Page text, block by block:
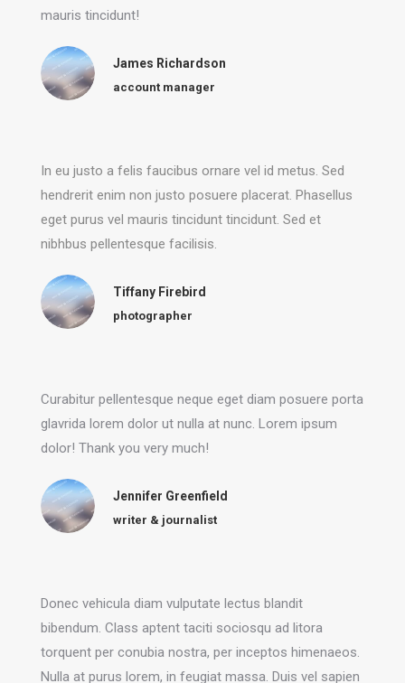
mauris tincidunt!
James Richardson
account manager
In eu justo a felis faucibus ornare vel id metus. Sed
hendrerit enim non justo posuere placerat. Phasellus
eget purus vel mauris tincidunt tincidunt. Sed et
nibhbus pellentesque facilisis.
Tiffany Firebird
photographer
Curabitur pellentesque neque eget diam posuere porta
glavrida lorem dolor ut nulla at nunc. Lorem ipsum
dolor! Thank you very much!
Jennifer Greenfield
writer & journalist
Donec vehicula diam vulputate lectus blandit
bibendum. Class aptent taciti sociosqu ad litora
torquent per conubia nostra, per inceptos himenaeos.
Nulla at purus lorem, in feugiat massa. Duis vel sapien